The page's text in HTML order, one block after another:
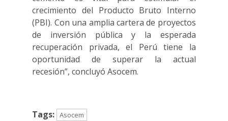
crecimiento del Producto Bruto Interno
(PBI). Con una amplia cartera de proyectos
de inversión pública y la esperada
recuperación privada, el Perú tiene la
oportunidad de superar la actual
recesión”, concluyó Asocem.
Tags: Asocem